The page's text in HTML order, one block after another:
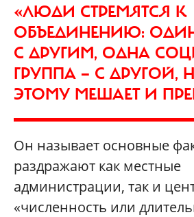
«ЛЮДИ СТРЕМЯТСЯ К
ОБЪЕДИНЕНИЮ:
С ДРУГИМ, ОДНА
ГРУППА — С ДРУГОЙ,
ЭТОМУ МЕШАЕТ И
Он называет основные
раздражают как местные
администрации, так и
«численность или